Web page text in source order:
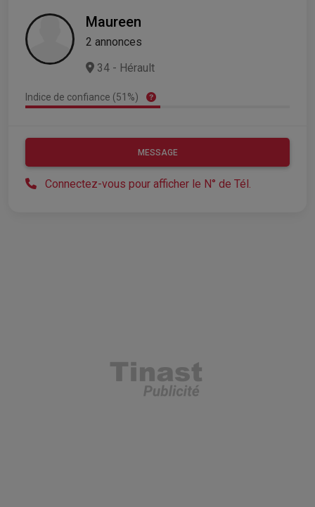
Maureen
2 annonces
34 - Hérault
Indice de confiance (51%)
MESSAGE
Connectez-vous pour afficher le N° de Tél.